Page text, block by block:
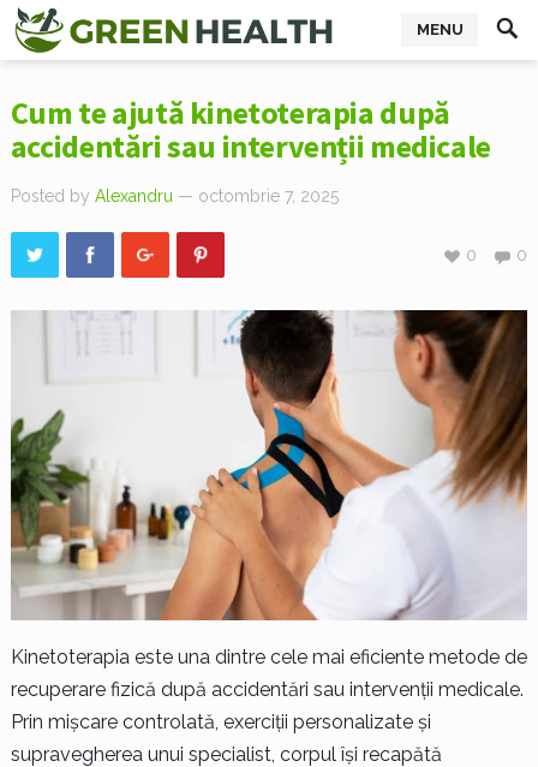
MENU
Cum te ajută kinetoterapia după
accidentări sau intervenții medicale
Posted by Alexandru — octombrie 7, 2025
0
0
Kinetoterapia este una dintre cele mai eficiente metode de
recuperare fizică după accidentări sau intervenții medicale.
Prin mișcare controlată, exerciții personalizate și
supravegherea unui specialist, corpul își recapătă